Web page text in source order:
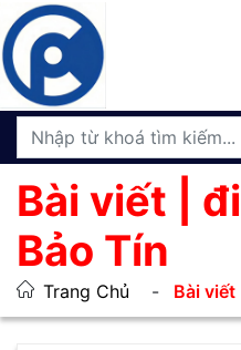
Bài viết |
Bảo Tín
Trang Chủ Bài